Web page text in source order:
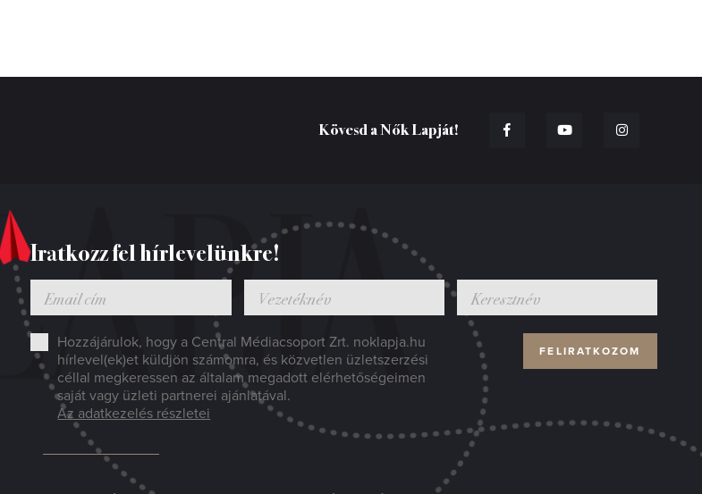
Kövesd a Nők Lapját!
Iratkozz fel hírlevelünkre!
Hozzájárulok, hogy a Central Médiacsoport Zrt. noklapja.hu
hírlevel(ek)et küldjön számomra, és közvetlen üzletszerzési
céllal megkeressen az általam megadott elérhetőségeimen
saját vagy üzleti partnerei ajánlatával.
Az adatkezelés részletei